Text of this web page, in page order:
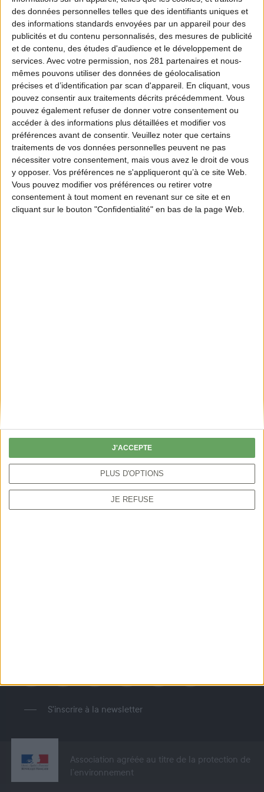
des données personnelles telles que des identifiants uniques et
des informations standards envoyées par un appareil pour des
publicités et du contenu personnalisés, des mesures de publicité
et de contenu, des études d'audience et le développement de
services. Avec votre permission, nos 281 partenaires et nous-
mêmes pouvons utiliser des données de géolocalisation
précises et d’identification par scan d'appareil. En cliquant, vous
pouvez consentir aux traitements décrits précédemment. Vous
pouvez également refuser de donner votre consentement ou
accéder à des informations plus détaillées et modifier vos
préférences avant de consentir. Veuillez noter que certains
traitements de vos données personnelles peuvent ne pas
nécessiter votre consentement, mais vous avez le droit de vous
y opposer. Vos préférences ne s'appliqueront qu’à ce site Web.
Vous pouvez modifier vos préférences ou retirer votre
consentement à tout moment en revenant sur ce site et en
cliquant sur le bouton "Confidentialité" en bas de la page Web.
PLUS D'OPTIONS
JE REFUSE
J'ACCEPTE
gestion exemplairede la biodiversité. À travers des
portraits et des images immersives, la série montre
comment propriétaires, agriculteurs et chasseurs
œuvrent concrètement pourpréserverla faune
sauvage et favoriser une nature vivanteetdurable.
Les épisodes
0 ÉPISODE DISPONIBLE
TERRITOIRES
CHASSEURS
EXEMPLAIRES
S'inscrire à la newsletter
Association agréée au titre de la protection de
l’environnement